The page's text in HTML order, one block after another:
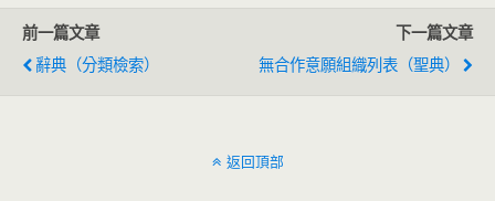
前一篇文章
辭典（分類檢索）
下一篇文章
無合作意願組織列表（聖典）
返回頂部